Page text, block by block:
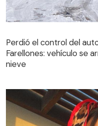
Farellones: vehículo se
nieve
Perdió el control del
Farellones: vehículo se
nieve